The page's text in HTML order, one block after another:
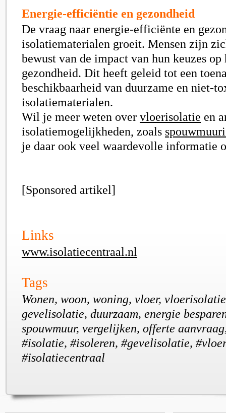
Energie-efficiëntie en gezondheid
De vraag naar energie-efficiënte en
isolatiematerialen groeit. Mensen zijn
bewust van de impact van hun keuzes
gezondheid. Dit heeft geleid tot een
beschikbaarheid van duurzame en niet-
isolatiematerialen.
Wil je meer weten over vloerisolatie en
isolatiemogelijkheden, zoals
je daar ook veel waardevolle informatie
[Sponsored artikel]
Links
www.isolatiecentraal.nl
Tags
Wonen, woon, woning, vloer,
gevelisolatie, duurzaam, energie
spouwmuur, vergelijken, offerte
#isolatie, #isoleren, #gevelisolatie,
#isolatiecentraal